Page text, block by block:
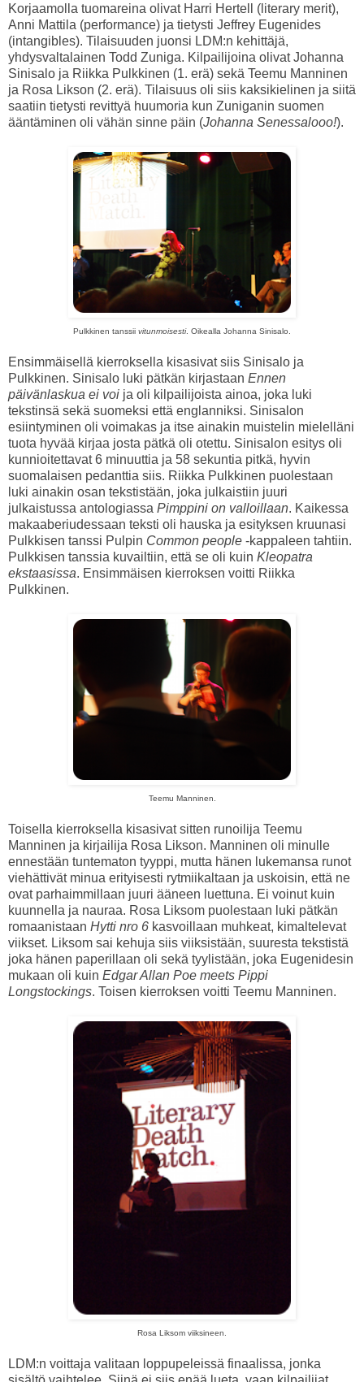
Korjaamolla tuomareina olivat Harri Hertell (literary merit),
Anni Mattila (performance) ja tietysti Jeffrey Eugenides
(intangibles). Tilaisuuden juonsi LDM:n kehittäjä,
yhdysvaltalainen Todd Zuniga. Kilpailijoina olivat Johanna
Sinisalo ja Riikka Pulkkinen (1. erä) sekä Teemu Manninen
ja Rosa Likson (2. erä). Tilaisuus oli siis kaksikielinen ja siitä
saatiin tietysti revittyä huumoria kun Zuniganin suomen
ääntäminen oli vähän sinne päin (Johanna Senessalooo!).
Pulkkinen tanssii vitunmoisesti. Oikealla Johanna Sinisalo.
Ensimmäisellä kierroksella kisasivat siis Sinisalo ja
Pulkkinen. Sinisalo luki pätkän kirjastaan Ennen
päivänlaskua ei voi ja oli kilpailijoista ainoa, joka luki
tekstinsä sekä suomeksi että englanniksi. Sinisalon
esiintyminen oli voimakas ja itse ainakin muistelin mielelläni
tuota hyvää kirjaa josta pätkä oli otettu. Sinisalon esitys oli
kunnioitettavat 6 minuuttia ja 58 sekuntia pitkä, hyvin
suomalaisen pedanttia siis. Riikka Pulkkinen puolestaan
luki ainakin osan tekstistään, joka julkaistiin juuri
julkaistussa antologiassa Pimppini on valloillaan. Kaikessa
makaaberiudessaan teksti oli hauska ja esityksen kruunasi
Pulkkisen tanssi Pulpin Common people -kappaleen tahtiin.
Pulkkisen tanssia kuvailtiin, että se oli kuin Kleopatra
ekstaasissa. Ensimmäisen kierroksen voitti Riikka
Pulkkinen.
Teemu Manninen.
Toisella kierroksella kisasivat sitten runoilija Teemu
Manninen ja kirjailija Rosa Likson. Manninen oli minulle
ennestään tuntematon tyyppi, mutta hänen lukemansa runot
viehättivät minua erityisesti rytmiikaltaan ja uskoisin, että ne
ovat parhaimmillaan juuri ääneen luettuna. Ei voinut kuin
kuunnella ja nauraa. Rosa Liksom puolestaan luki pätkän
romaanistaan Hytti nro 6 kasvoillaan muhkeat, kimaltelevat
viikset. Liksom sai kehuja siis viiksistään, suuresta tekstistä
joka hänen paperillaan oli sekä tyylistään, joka Eugenidesin
mukaan oli kuin Edgar Allan Poe meets Pippi
Longstockings. Toisen kierroksen voitti Teemu Manninen.
Rosa Liksom viiksineen.
LDM:n voittaja valitaan loppupeleissä finaalissa, jonka